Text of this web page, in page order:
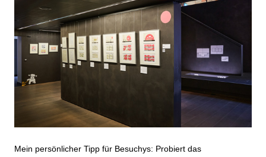
Mein persönlicher Tipp für Besuchys: Probiert das